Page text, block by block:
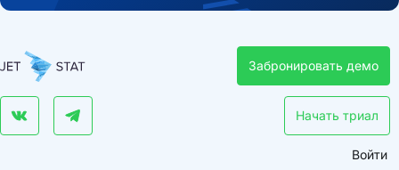
Забронировать демо
Начать триал
Войти